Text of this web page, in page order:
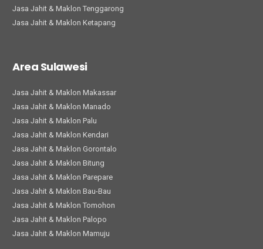
Jasa Jahit & Maklon Tenggarong
Jasa Jahit & Maklon Ketapang
Area Sulawesi
Jasa Jahit & Maklon Makassar
Jasa Jahit & Maklon Manado
Jasa Jahit & Maklon Palu
Jasa Jahit & Maklon Kendari
Jasa Jahit & Maklon Gorontalo
Jasa Jahit & Maklon Bitung
Jasa Jahit & Maklon Parepare
Jasa Jahit & Maklon Bau-Bau
Jasa Jahit & Maklon Tomohon
Jasa Jahit & Maklon Palopo
Jasa Jahit & Maklon Mamuju